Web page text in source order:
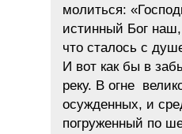
молиться:
истинный Бог
что сталось с
И вот как бы в
реку. В огне
осужденных, и
погруженный по